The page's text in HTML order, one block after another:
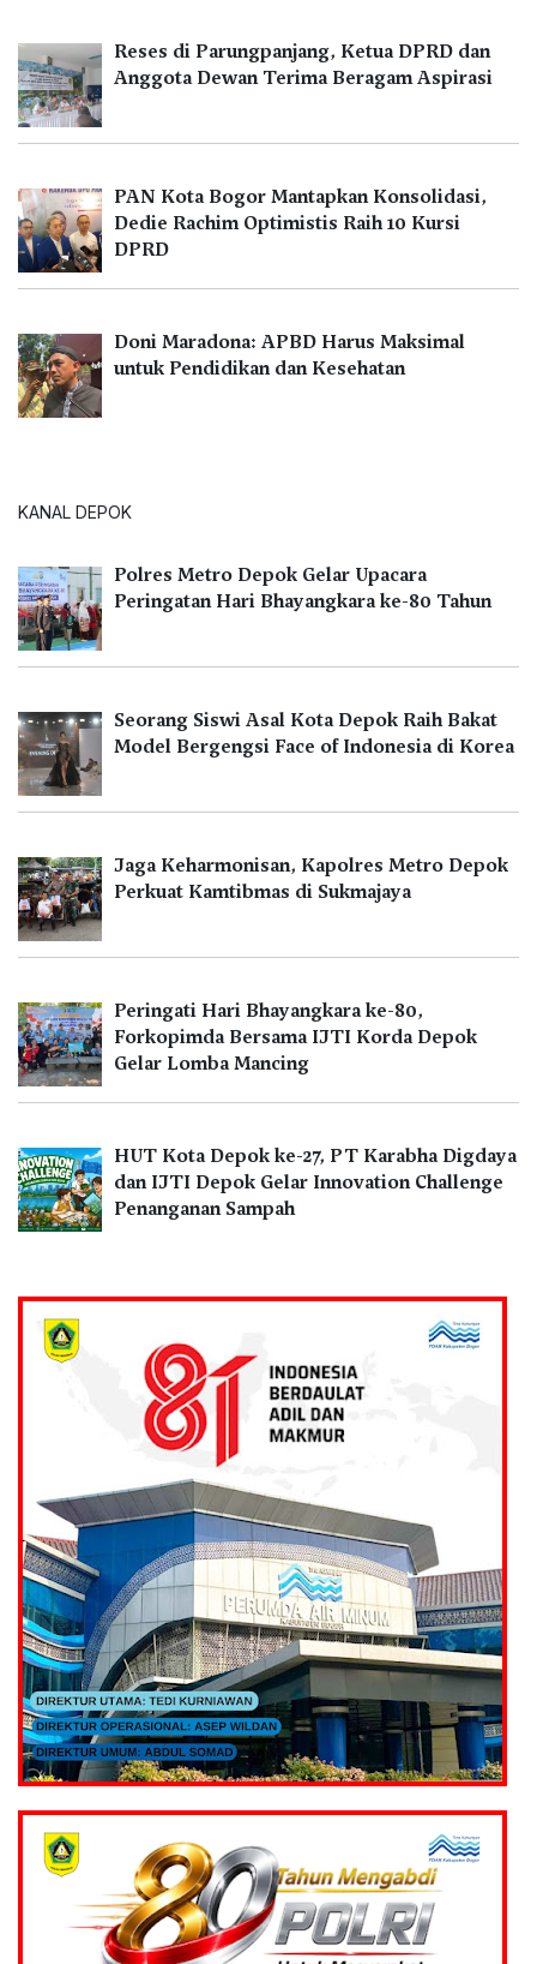
Reses di Parungpanjang, Ketua DPRD dan
Anggota Dewan Terima Beragam Aspirasi
PAN Kota Bogor Mantapkan Konsolidasi,
Dedie Rachim Optimistis Raih 10 Kursi
DPRD
Doni Maradona: APBD Harus Maksimal
untuk Pendidikan dan Kesehatan
KANAL DEPOK
Polres Metro Depok Gelar Upacara
Peringatan Hari Bhayangkara ke-80 Tahun
Seorang Siswi Asal Kota Depok Raih Bakat
Model Bergengsi Face of Indonesia di Korea
Jaga Keharmonisan, Kapolres Metro Depok
Perkuat Kamtibmas di Sukmajaya
Peringati Hari Bhayangkara ke-80,
Forkopimda Bersama IJTI Korda Depok
Gelar Lomba Mancing
HUT Kota Depok ke-27, PT Karabha Digdaya
dan IJTI Depok Gelar Innovation Challenge
Penanganan Sampah